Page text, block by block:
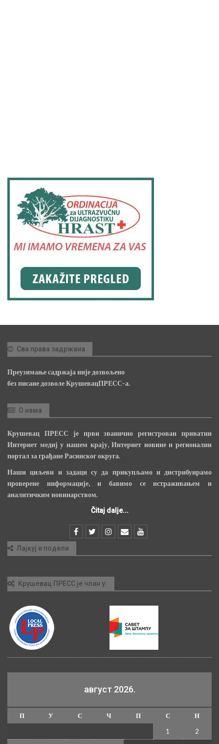
Сва права задржана
Преузимање садржаја није дозвољено
без писане дозволе КрушевацПРЕСС-а.
О нама
Крушевац ПРЕСС је први званично регистрован приватни
Интернет медиј у нашем крају, Интернет новине и регионални
портал за грађане Расинског округа.
Наши циљеви и задаци су да прикупљамо и дистрибуирамо
проверене информације, и бавимо се истраживањем и
аналитичким новинарством.
Čitaj dalje...
Лајкуј и подели
Крушевац ПРЕСС је члан у:
август 2026.
П У С Ч П С
Н
1
2